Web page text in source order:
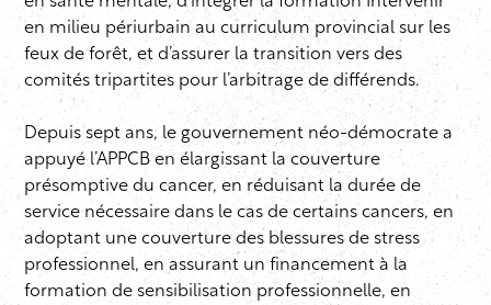
en milieu périurbain au curriculum provincial sur les
feux de forêt, et d’assurer la transition vers des
comités tripartites pour l’arbitrage de différends.
Depuis sept ans, le gouvernement néo-démocrate a
appuyé l’APPCB en élargissant la couverture
présomptive du cancer, en réduisant la durée de
service nécessaire dans le cas de certains cancers, en
adoptant une couverture des blessures de stress
professionnel, en assurant un financement à la
formation de sensibilisation professionnelle, en